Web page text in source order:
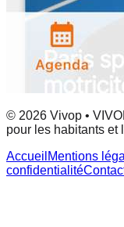
© 2026 Vivop •
pour les habitants et
Accueil Mentions
confidentialité